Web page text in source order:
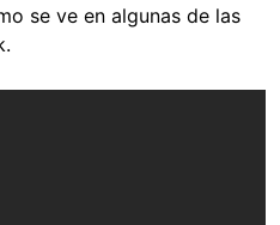
se ve en algunas de las